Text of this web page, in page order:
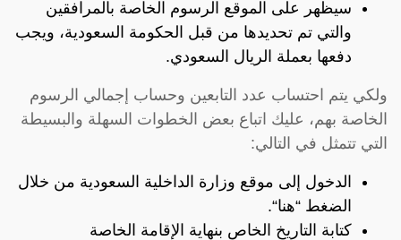
سيظهر على الموقع الرسوم الخاصة بالمرافقين
والتي تم تحديدها من قبل الحكومة السعودية، ويجب
دفعها بعملة الريال السعودي.
ولكي يتم احتساب عدد التابعين وحساب إجمالي الرسوم
الخاصة بهم، عليك اتباع بعض الخطوات السهلة والبسيطة
التي تتمثل في التالي:
الدخول إلى موقع وزارة الداخلية السعودية من خلال
الضغط “هنا“.
كتابة التاريخ الخاص بنهاية الإقامة الخاصة